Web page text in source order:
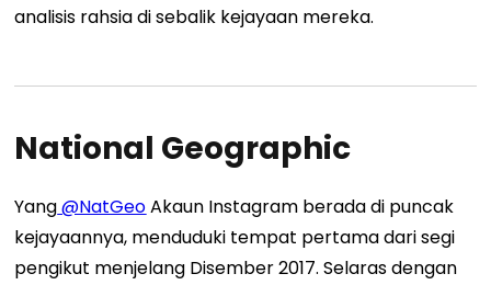
analisis rahsia di sebalik kejayaan mereka.
National Geographic
Yang@NatGeoAkaun Instagram berada di puncak
kejayaannya, menduduki tempat pertama dari segi
pengikut menjelang Disember 2017. Selaras dengan